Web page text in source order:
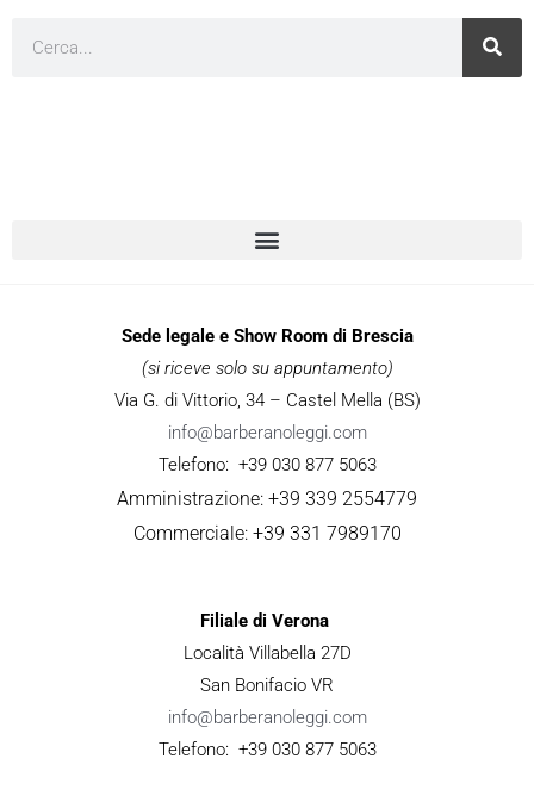
Sede legale e Show Room di Brescia
(si riceve solo su appuntamento)
Via G. di Vittorio, 34 – Castel Mella (BS)
info@barberanoleggi.com
Telefono: +39 030 877 5063
Amministrazione: +39 339 2554779
Commerciale: +39 331 7989170
Filiale di Verona
Località Villabella 27D
San Bonifacio VR
info@barberanoleggi.com
Telefono: +39 030 877 5063